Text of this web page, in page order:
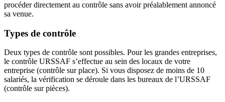
procéder directement au contrôle sans avoir préalablement annoncé
sa venue.
Types de contrôle
Deux types de contrôle sont possibles. Pour les grandes entreprises,
le contrôle URSSAF s’effectue au sein des locaux de votre
entreprise (contrôle sur place). Si vous disposez de moins de 10
salariés, la vérification se déroule dans les bureaux de l’URSSAF
(contrôle sur pièces).